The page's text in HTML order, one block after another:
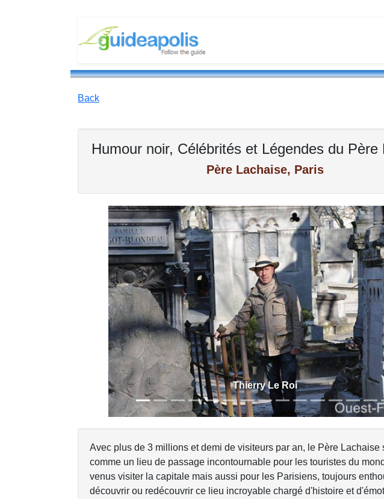
Back
Humour noir, Célébrités et Légendes du Père
Père Lachaise, Paris
Thierry Le Roi
Previous
Avec plus de 3 millions et demi de visiteurs par an, le Père Lachaise
comme un lieu de passage incontournable pour les touristes du
venus visiter la capitale mais aussi pour les Parisiens, toujours
découvrir ou redécouvrir ce lieu incroyable chargé d'histoire et